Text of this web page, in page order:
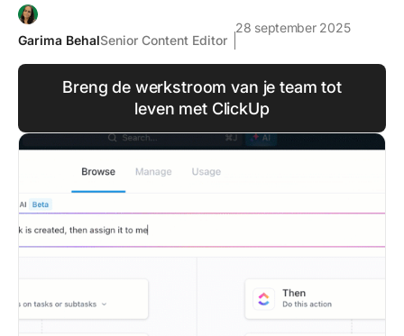
Garima BehalSenior Content Editor
28 september 2025
Breng de werkstroom van je team tot
leven met ClickUp